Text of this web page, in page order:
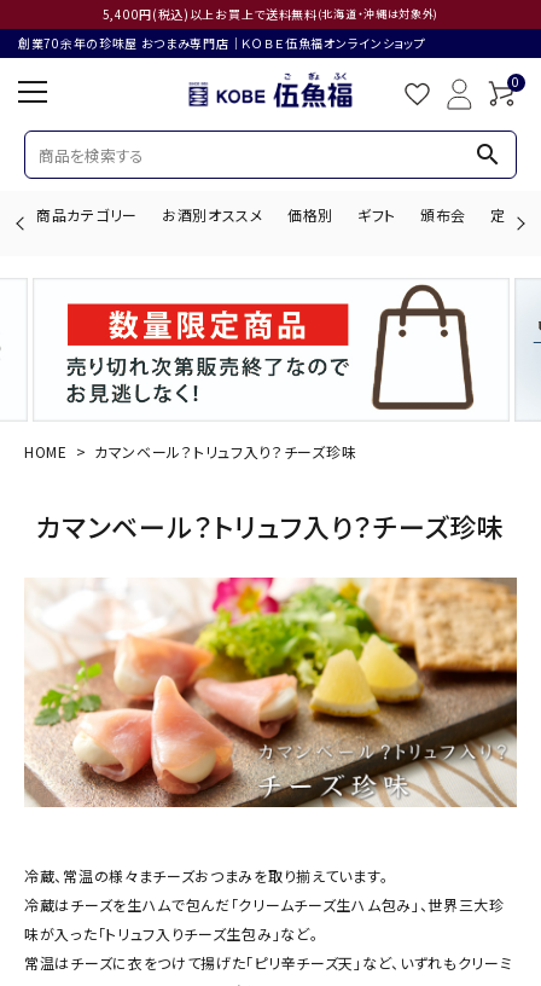
5,400円(税込)以上お買上で送料無料(北海道・沖縄は対象外)
創業70余年の珍味屋 おつまみ専門店│ＫＯＢＥ伍魚福オンラインショップ
0
search
商品カテゴリー お酒別オススメ 価格別 ギフト 頒布会 定期購
search
ACCOUNT MENU
お酒別オススメ
価格別
お問い合わせ
ご利用ガイド
直営店
HOME カマンベール？トリュフ入り？チーズ珍味
カマンベール？トリュフ入り？チーズ珍味
冷蔵、常温の様々まチーズおつまみを取り揃えています。
冷蔵はチーズを生ハムで包んだ「クリームチーズ生ハム包み」、世界三大珍
味が入った「トリュフ入りチーズ生包み」など。
常温はチーズに衣をつけて揚げた「ピリ辛チーズ天」など、いずれもクリーミ